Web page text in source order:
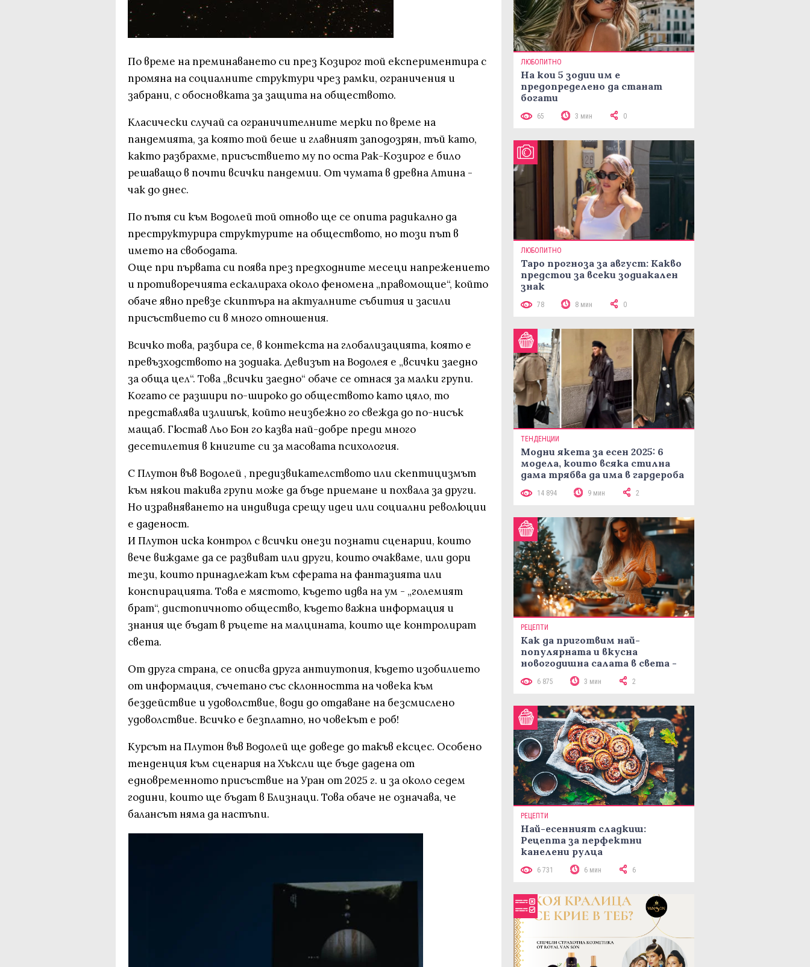
По време на преминаването си през Козирог той експериментира с
промяна на социалните структури чрез рамки, ограничения и
забрани, с обосновката за защита на обществото.
Класически случай са ограничителните мерки по време на
пандемията, за която той беше и главният заподозрян, тъй като,
както разбрахме, присъствието му по оста Рак-Козирог е било
решаващо в почти всички пандемии. Oт чумата в древна Атина -
чак до днес.
По пътя си към Водолей той отново ще се опита радикално да
преструктурира структурите на обществото, но този път в
името на свободата.
Още при първата си поява през предходните месеци напрежението
и противоречията ескалираха около феномена „правомощие“, който
обаче явно превзе скиптъра на актуалните събития и засили
присъствието си в много отношения.
Всичко това, разбира се, в контекста на глобализацията, която е
превъзходството на зодиака. Девизът на Водолея е „всички заедно
за обща цел“. Това „всички заедно“ обаче се отнася за малки групи.
Когато се разшири по-широко до обществото като цяло, то
представлява излишък, който неизбежно го свежда до по-нисък
мащаб. Гюстав Льо Бон го казва най-добре преди много
десетилетия в книгите си за масовата психология.
С Плутон във Водолей , предизвикателството или скептицизмът
към някои такива групи може да бъде приемане и похвала за други.
Но изравняването на индивида срещу идеи или социални революции
е даденост.
И Плутон иска контрол с всички онези познати сценарии, които
вече виждаме да се развиват или други, които очакваме, или дори
тези, които принадлежат към сферата на фантазията или
конспирацията. Това е мястото, където идва на ум - „големият
брат“, дистопичното общество, където важна информация и
знания ще бъдат в ръцете на малцината, които ще контролират
света.
От друга страна, се описва друга антиутопия, където изобилието
от информация, съчетано със склонността на човека към
бездействие и удоволствие, води до отдаване на безсмислено
удоволствие. Всичко е безплатно, но човекът е роб!
Курсът на Плутон във Водолей ще доведе до такъв ексцес. Особено
тенденция към сценария на Хъксли ще бъде дадена от
едновременното присъствие на Уран от 2025 г. и за около седем
години, които ще бъдат в Близнаци. Това обаче не означава, че
балансът няма да настъпи.
ЛЮБОПИТНО
На кои 5 зодии им е
предопределено да станат
богати
65 3 мин 0
ЛЮБОПИТНО
Таро прогноза за август: Какво
предстои за всеки зодиакален
знак
78 8 мин 0
ТЕНДЕНЦИИ
Модни якета за есен 2025: 6
модела, които всяка стилна
дама трябва да има в гардероба
14 894 9 мин 2
РЕЦЕПТИ
Как да приготвим най-
популярната и вкусна
новогодишна салата в света -
рецепта Мимоза
6 875 3 мин 2
РЕЦЕПТИ
Най-есенният сладкиш:
Рецепта за перфектни
канелени рулца
6 731 6 мин 6